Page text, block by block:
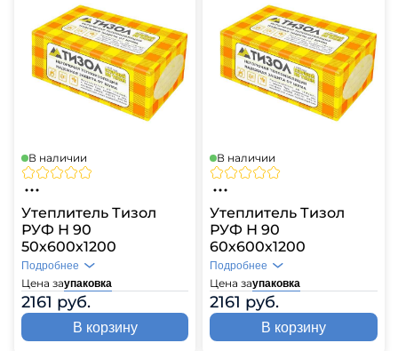
В наличии
Утеплитель Тизол
РУФ Н 90
50х600х1200
Цена заупаковка
2161 руб.
Подробнее
В корзину
В наличии
Утеплитель Тизол
РУФ Н 90
60х600х1200
Цена заупаковка
2161 руб.
Подробнее
В корзину